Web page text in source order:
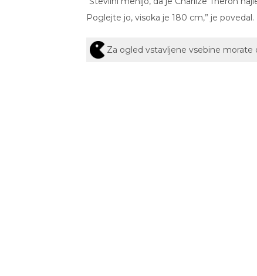
Poglejte jo, visoka je 180 cm,” je povedal.
Za ogled vstavljene vsebine morate